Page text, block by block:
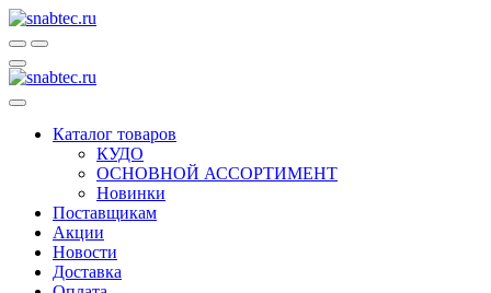
Каталог товаров
КУДО
ОСНОВНОЙ АССОРТИМЕНТ
Новинки
Поставщикам
Акции
Новости
Доставка